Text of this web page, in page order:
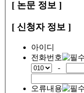
[ 논문 정보 ]
[ 신청자 정보 ]
아이디
전화번호
-
오류내용